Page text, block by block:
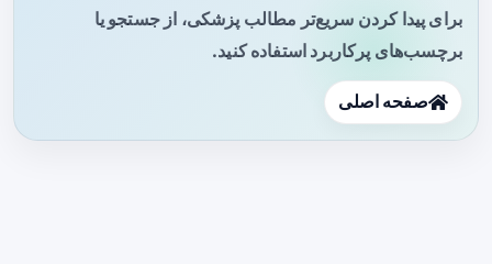
برای پیدا کردن سریع‌تر مطالب پزشکی، از جستجو یا
برچسب‌های پرکاربرد استفاده کنید.
صفحه اصلی